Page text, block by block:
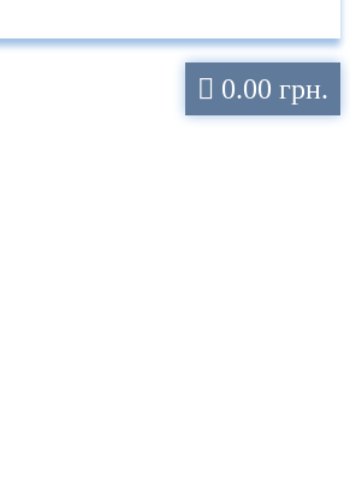
0.00 грн.